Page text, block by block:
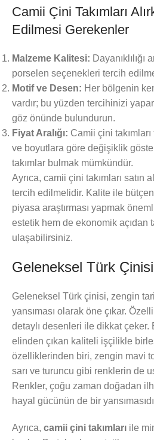
Camii Çini Takımları
Edilmesi Gerekenler
Malzeme Kalitesi: Dayanıklılığı
porselen seçenekleri tercih
Motif ve Desen: Her bölgenin
vardır; bu yüzden tercihinizi
göz önünde bulundurun.
Fiyat Aralığı: Camii çini
ve boyutlara göre değişiklik
takımlar bulmak mümkündür.
Ayrıca, camii çini takımları satın
tercih edilmelidir. Kalite ile
piyasa araştırması yapmak
estetik hem de ekonomik açıdan
ulaşabilirsiniz.
Geleneksel Türk
Geleneksel Türk çinisi, zengin
yansıması olarak öne çıkar.
detaylı desenleri ile dikkat çeker.
elinden çıkan kaliteli işçilikle
özelliklerinden biri, zengin mavi
sarı ve turuncu gibi renklerin de
Renkler, çoğu zaman doğadan
hayal gücünün de bir
Ayrıca, camii çini takımları ile